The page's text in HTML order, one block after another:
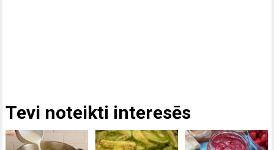
Tevi noteikti interesēs